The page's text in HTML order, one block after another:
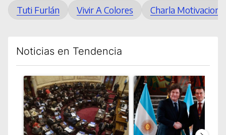
Tuti Furlán Vivir A Colores Charla Motivacional
Noticias en Tendencia
Un artículo de tendencia con el título "El Senado dio media
Un artículo de tendencia